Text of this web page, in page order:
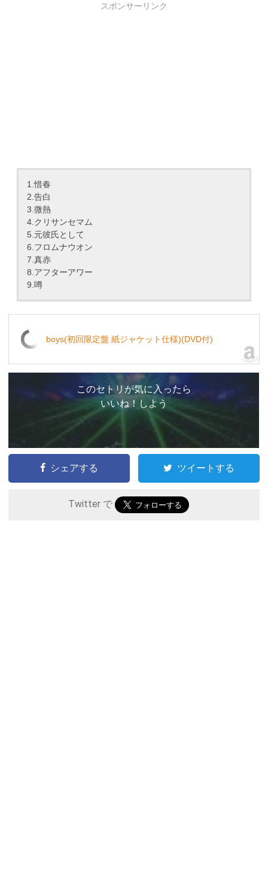
スポンサーリンク
1.惜春
2.告白
3.微熱
4.クリサンセマム
5.元彼氏として
6.フロムナウオン
7.真赤
8.アフターアワー
9.噂
boys(初回限定盤 紙ジャケット仕様)(DVD付)
このセトリが気に入ったら
いいね！しよう
シェアする ツイートする
Twitter で